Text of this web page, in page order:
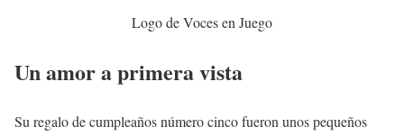
Logo de Voces en Juego
Un amor a primera vista
Su regalo de cumpleaños número cinco fueron unos pequeños